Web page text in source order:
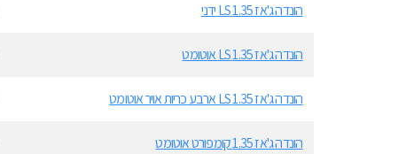
הונדה ג'אז 1.35 LS ידני
הונדה ג'אז 1.35 LS אוטומט
הונדה ג'אז 1.35 LS ארבע כריות אויר אוטומט
הונדה ג'אז 1.35 קומפורט אוטומט